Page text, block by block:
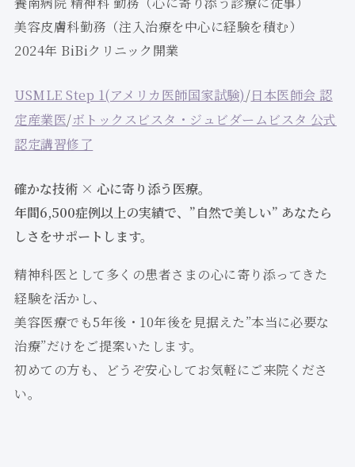
美容皮膚科勤務（注入治療を中心に経験を積む）
2024年 BiBiクリニック開業
USMLE Step 1(アメリカ医師国家試験)/日本医師会 認
定産業医/ボトックスビスタ・ジュビダームビスタ 公式
認定講習修了
確かな技術 × 心に寄り添う医療。
年間6,500症例以上の実績で、”自然で美しい” あなたら
しさをサポートします。
精神科医として多くの患者さまの心に寄り添ってきた
経験を活かし、
美容医療でも5年後・10年後を見据えた”本当に必要な
治療”だけをご提案いたします。
初めての方も、どうぞ安心してお気軽にご来院くださ
い。